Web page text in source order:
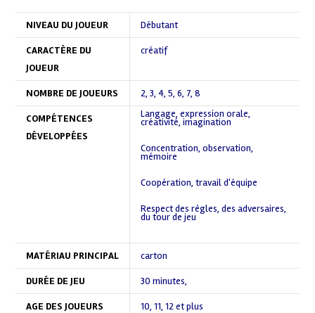
NIVEAU DU JOUEUR Débutant
CARACTÈRE DU
JOUEUR
créatif
NOMBRE DE JOUEURS 2,3,4,5,6, 7,8
COMPÉTENCES
DÉVELOPPÉES
Langage, expression orale,
créativité, imagination
Concentration, observation,
mémoire
Coopération, travail d'équipe
Respect des règles, des adversaires,
du tour de jeu
MATÉRIAU PRINCIPAL carton
DURÉE DE JEU 30 minutes,
AGE DES JOUEURS 10,11,12 et plus